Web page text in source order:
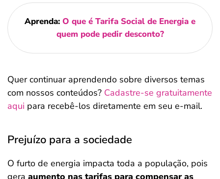
Aprenda: O que é Tarifa Social de Energia e
quem pode pedir desconto?
Quer continuar aprendendo sobre diversos temas
com nossos conteúdos? Cadastre-se gratuitamente
aqui para recebê-los diretamente em seu e-mail.
Prejuízo para a sociedade
O furto de energia impacta toda a população, pois
gera aumento nas tarifas para compensar as